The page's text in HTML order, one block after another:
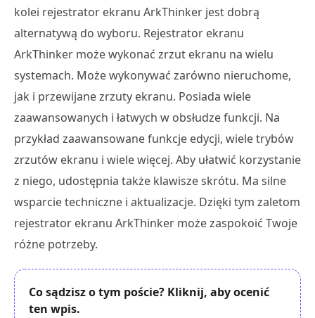
kolei rejestrator ekranu ArkThinker jest dobrą
alternatywą do wyboru. Rejestrator ekranu
ArkThinker może wykonać zrzut ekranu na wielu
systemach. Może wykonywać zarówno nieruchome,
jak i przewijane zrzuty ekranu. Posiada wiele
zaawansowanych i łatwych w obsłudze funkcji. Na
przykład zaawansowane funkcje edycji, wiele trybów
zrzutów ekranu i wiele więcej. Aby ułatwić korzystanie
z niego, udostępnia także klawisze skrótu. Ma silne
wsparcie techniczne i aktualizacje. Dzięki tym zaletom
rejestrator ekranu ArkThinker może zaspokoić Twoje
różne potrzeby.
Co sądzisz o tym poście? Kliknij, aby ocenić
ten wpis.